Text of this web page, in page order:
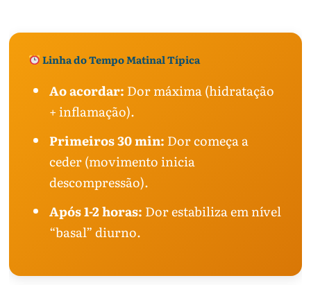
Linha do Tempo Matinal Típica
Ao acordar: Dor máxima (hidratação
+ inflamação).
Primeiros 30 min: Dor começa a
ceder (movimento inicia
descompressão).
Após 1-2 horas: Dor estabiliza em nível
“basal” diurno.